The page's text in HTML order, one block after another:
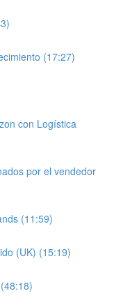
(17:27)
con Logística
por el vendedor
(11:59)
(UK) (15:19)